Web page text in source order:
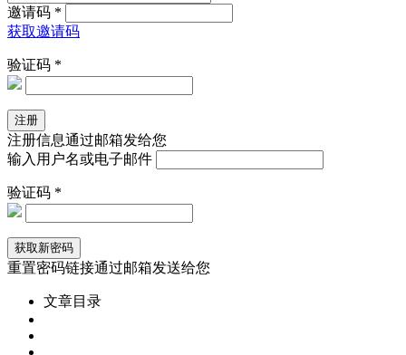
邀请码 *
获取邀请码
验证码 *
注册信息通过邮箱发给您
输入用户名或电子邮件
验证码 *
重置密码链接通过邮箱发送给您
文章目录